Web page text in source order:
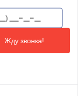
Жду звонка!